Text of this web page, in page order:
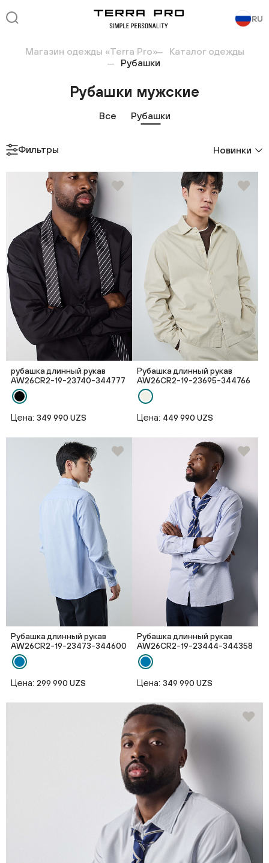
RU
Магазин одежды «Terra Pro»
Каталог одежды
Рубашки
Рубашки мужские
Все Рубашки
Фильтры Новинки
рубашка длинный рукав
AW26CR2-19-23740-344777
Цена: 349 990 UZS
Рубашка длинный рукав
AW26CR2-19-23695-344766
Цена: 449 990 UZS
Рубашка длинный рукав
AW26CR2-19-23473-344600
Цена: 299 990 UZS
Рубашка длинный рукав
AW26CR2-19-23444-344358
Цена: 349 990 UZS